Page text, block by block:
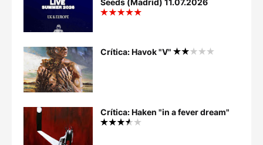
Seeds (Madrid) 11.07.2026
Crítica: Havok "V"
Crítica: Haken "in a fever dream"